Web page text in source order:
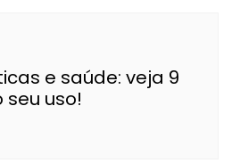
e saúde: veja 9
uso!